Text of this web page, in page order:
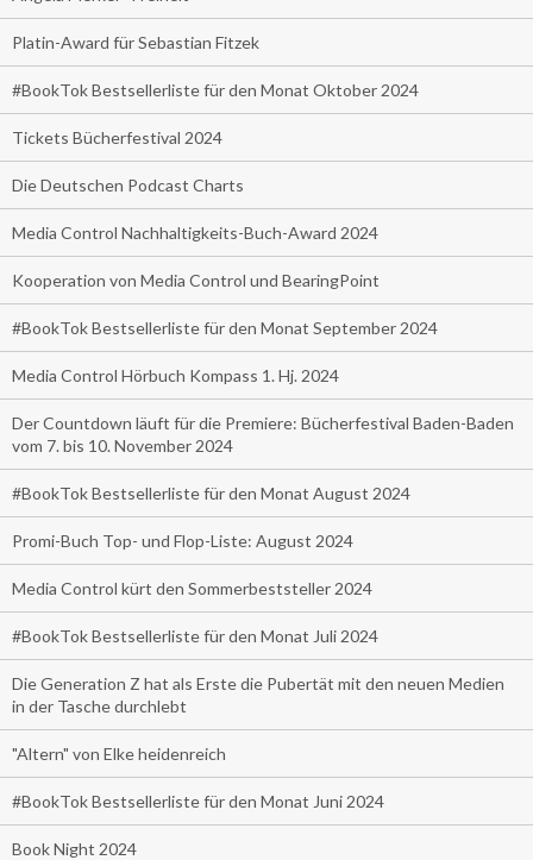
Platin-Award für Sebastian Fitzek
#BookTok Bestsellerliste für den Monat Oktober 2024
Tickets Bücherfestival 2024
Die Deutschen Podcast Charts
Media Control Nachhaltigkeits-Buch-Award 2024
Kooperation von Media Control und BearingPoint
#BookTok Bestsellerliste für den Monat September 2024
Media Control Hörbuch Kompass 1. Hj. 2024
Der Countdown läuft für die Premiere: Bücherfestival Baden-Baden
vom 7. bis 10. November 2024
#BookTok Bestsellerliste für den Monat August 2024
Promi-Buch Top- und Flop-Liste: August 2024
Media Control kürt den Sommerbeststeller 2024
#BookTok Bestsellerliste für den Monat Juli 2024
Die Generation Z hat als Erste die Pubertät mit den neuen Medien
in der Tasche durchlebt
"Altern" von Elke heidenreich
#BookTok Bestsellerliste für den Monat Juni 2024
Book Night 2024